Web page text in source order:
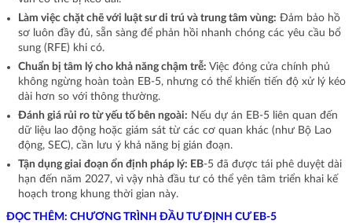
Làm việc chặt chẽ với luật sư di trú và trung tâm vùng: Đảm bảo hồ
sơ luôn đầy đủ, sẵn sàng để phản hồi nhanh chóng các yêu cầu bổ
sung (RFE) khi có.
Chuẩn bị tâm lý cho khả năng chậm trễ: Việc đóng cửa chính phủ
không ngừng hoàn toàn EB-5, nhưng có thể khiến tiến độ xử lý kéo
dài hơn so với thông thường.
Đánh giá rủi ro từ yếu tố bên ngoài: Nếu dự án EB-5 liên quan đến
dữ liệu lao động hoặc giám sát từ các cơ quan khác (như Bộ Lao
động, SEC), cần lưu ý khả năng bị gián đoạn.
Tận dụng giai đoạn ổn định pháp lý: EB-5 đã được tái phê duyệt dài
hạn đến năm 2027, vì vậy nhà đầu tư có thể yên tâm triển khai kế
hoạch trong khung thời gian này.
ĐỌC THÊM: CHƯƠNG TRÌNH ĐẦU TƯ ĐỊNH CƯ EB-5